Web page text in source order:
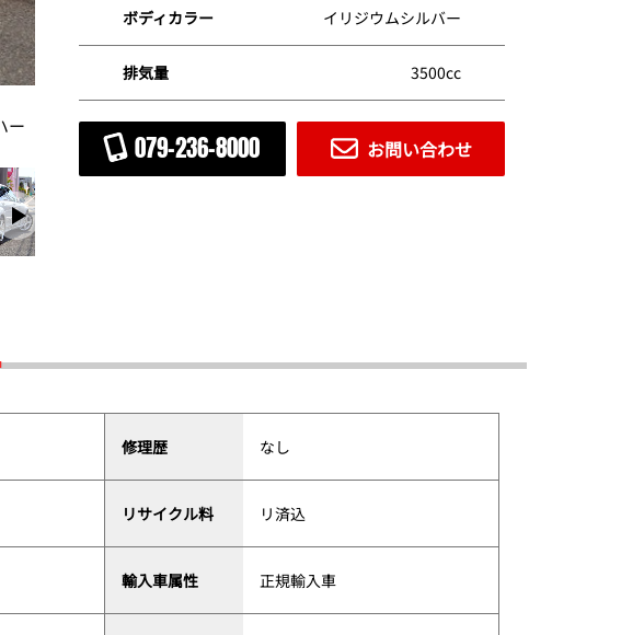
ー
★AMG純正スタイリングパッケージ♪ スポーツエディション専用バンパーで
スポーティーなフロントビュー♪ ★後期ルックヘッドライト＆テールライト♪
ボディカラー イリジウムシルバー
排気量 3500cc
079-236-8000 お問い合わせ
修理歴 なし
リサイクル料 リ済込
輸入車属性 正規輸入車